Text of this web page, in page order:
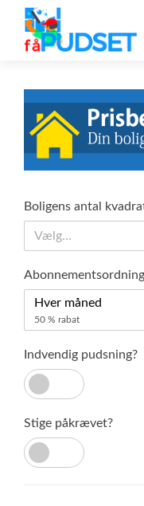
Boligens antal
Vælg…
Abonnementsordning
Hver måned
50 % rabat
Indvendig pudsning?
Stige påkrævet?